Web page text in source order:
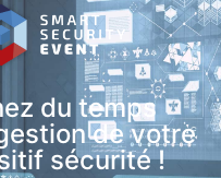
du temps
de votre
sécurité !